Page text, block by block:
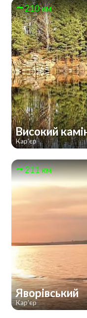
210 км
Високий
Кар'єр
211 км
Яворівський
Кар'єр